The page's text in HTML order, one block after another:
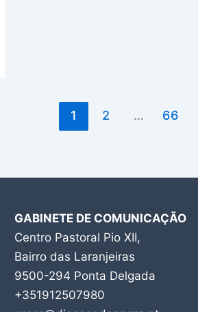
1 2 … 66
GABINETE DE COMUNICAÇÃO
Centro Pastoral Pio XII,
Bairro das Laranjeiras
9500-294 Ponta Delgada
+351912507980